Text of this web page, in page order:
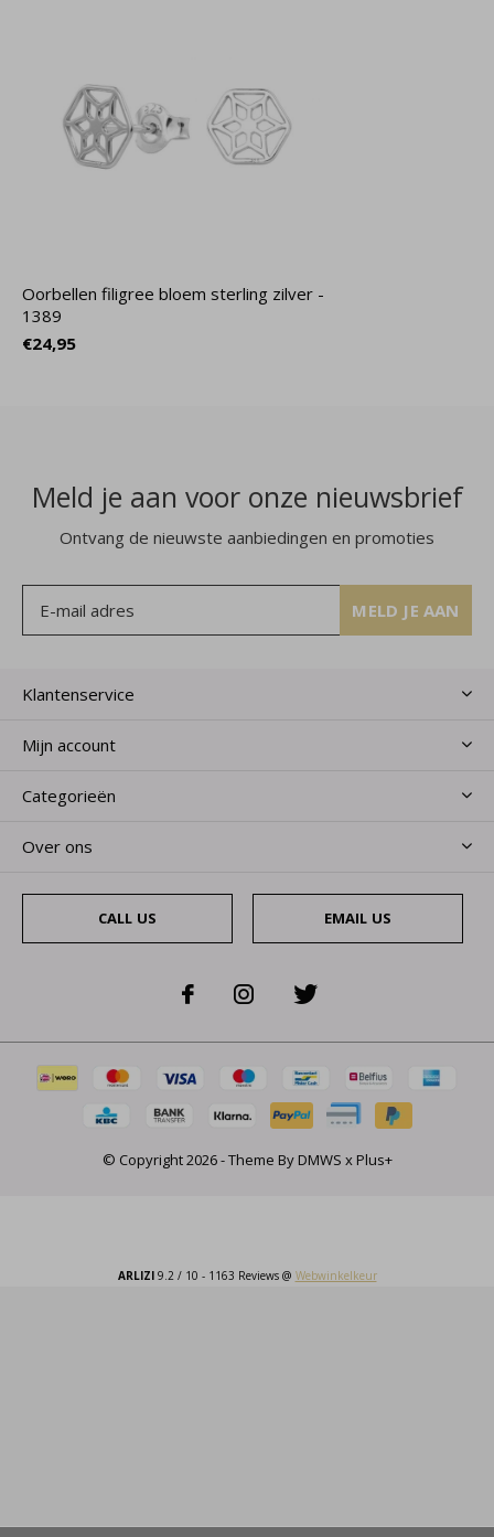
Oorbellen filigree bloem sterling zilver -
1389
€24,95
Meld je aan voor onze nieuwsbrief
Ontvang de nieuwste aanbiedingen en promoties
MELD JE AAN
Klantenservice
Mijn account
Categorieën
Over ons
CALL US EMAIL US
© Copyright2026- Theme ByDMWS xPlus+
ARLIZI9.2/ 10 - 1163 Reviews @ Webwinkelkeur